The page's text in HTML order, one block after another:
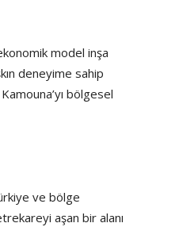
model inşa
deneyime sahip
bölgesel
ve bölge
aşan bir alanı